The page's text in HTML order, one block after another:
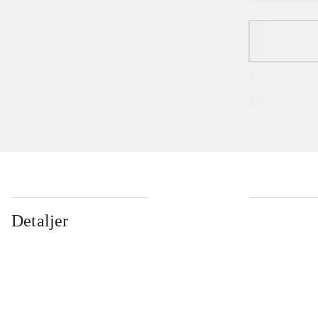
Detaljer